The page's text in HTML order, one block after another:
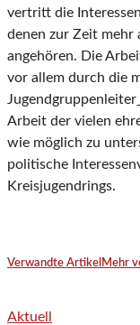
vertritt die
denen zur Zeit mehr
angehören. Die
vor allem durch die
Arbeit der vielen
wie möglich zu
politische
Kreisjugendrings.
Verwandte Artikel Mehr
Aktuell